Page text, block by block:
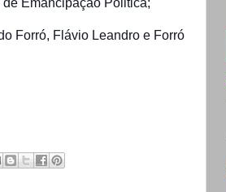
Emancipação Politica;
Forró, Flávio Leandro e Forró